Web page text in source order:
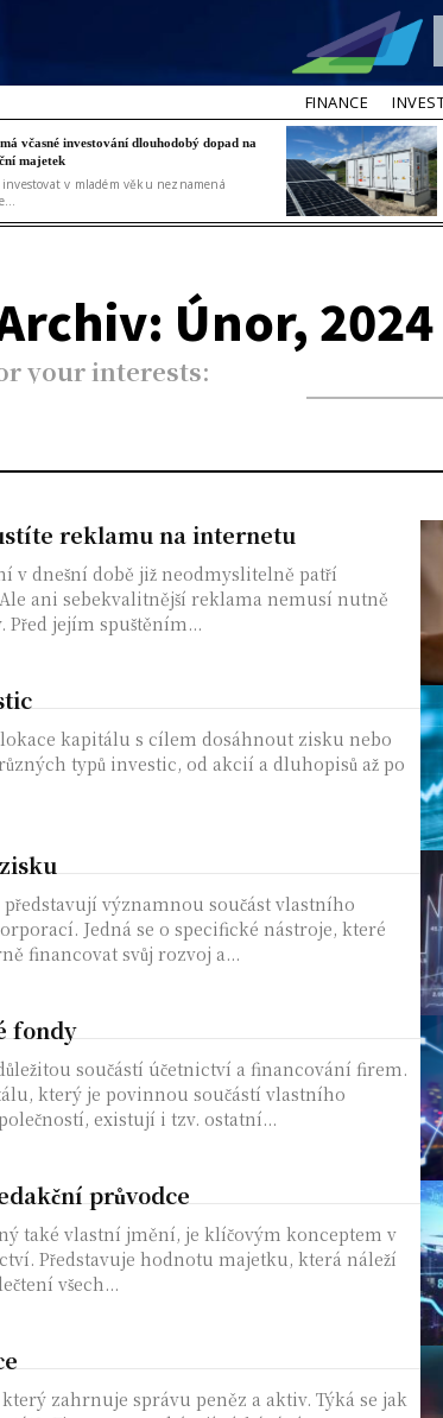
FINANCE
včasné investování dlouhodobý dopad na
majetek
v mladém věku neznamená
Únor, 2024
your interests:
reklamu na internetu
v dnešní době již neodmyslitelně patří
ani sebekvalitnější reklama nemusí nutně
Před jejím spuštěním...
kapitálu s cílem dosáhnout zisku nebo
typů investic, od akcií a dluhopisů až po
významnou součást vlastního
Jedná se o specifické nástroje, které
financovat svůj rozvoj a...
fondy
součástí účetnictví a financování firem.
který je povinnou součástí vlastního
existují i tzv. ostatní...
průvodce
také vlastní jmění, je klíčovým konceptem v
Představuje hodnotu majetku, která náleží
všech...
zahrnuje správu peněz a aktiv. Týká se jak